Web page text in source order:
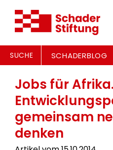
SUCHE SCHADERBLOG
Jobs für Afrika.
gemeinsam
denken